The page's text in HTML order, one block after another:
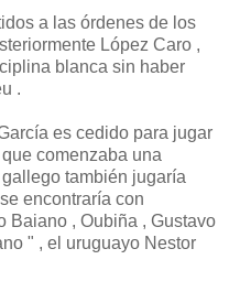
a las órdenes de los
López Caro ,
blanca sin haber
.
es cedido para jugar
comenzaba una
también jugaría
encontraría con
Baiano , Oubiña , Gustavo
" , el uruguayo Nestor